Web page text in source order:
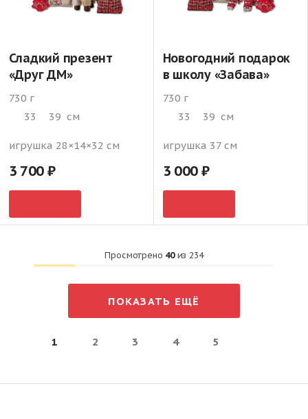
Сладкий презент
«Друг ДМ»
730 г
33
39 см
игрушка 28×14×32 см
3 700
Новогодний подарок
в школу «Забава»
730 г
33
39 см
игрушка 37 см
3 000
Просмотрено 40из 234
ПОКАЗАТЬ ЕЩЁ
1 2 3 4 5